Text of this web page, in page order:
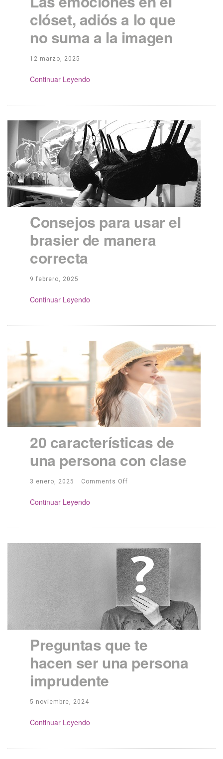
clóset, adiós a lo que
no suma a la imagen
12 marzo, 2025
Continue Reading
Consejos para usar el
brasier de manera
correcta
9 febrero, 2025
Continue Reading
20 características de
una persona con clase
3 enero, 2025 Comments Off
Continue Reading
Preguntas que te
hacen ser una persona
imprudente
5 noviembre, 2024
Continue Reading